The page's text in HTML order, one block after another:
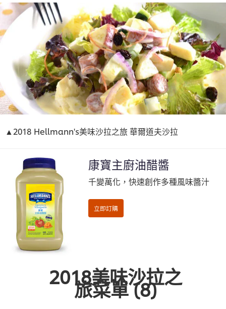
▲2018 Hellmann's美味沙拉之旅 華爾道夫沙拉
康寶主廚油醋醬
千變萬化，快速創作多種風味醬汁
2018美味沙拉之
旅菜單(8)